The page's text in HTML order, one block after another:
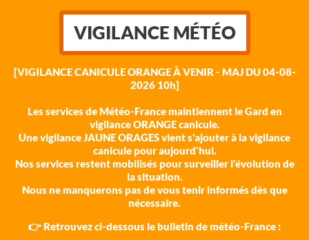
VIGILANCE MÉTÉO
[VIGILANCE CANICULE ORANGE À VENIR - MAJ DU 04-08-
2026 10h]
Les services de Météo-France maintiennent le Gard en
vigilance ORANGE canicule.
Une vigilance JAUNE ORAGES vient s'ajouter à la vigilance
canicule pour aujourd'hui.
Nos services restent mobilisés pour surveiller l'évolution de
la situation.
Nous ne manquerons pas de vous tenir informés dès que
nécessaire.
👉 Retrouvez ci-dessous le bulletin de météo-France :